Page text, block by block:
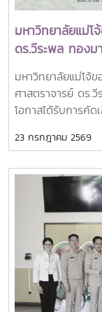
มหาวิทยาลัยแม่โ
ดร.วีระพล ทองม
ได้รับรางวัล
Alumni
มหาวิทยาลัยแม่โจ้
ศาสตราจารย์ ดร.
โอกาสได้รับการคั
ศูนย์ภูมิภาคเอเชียต
for Graduate
(SEARCA) นับเ
เก่าทุน
และสร้างคุณูปกา
และสังคมอย่างยั่
Scholarship
เก่าผู้ได้รับทุนกา
นำองค์ความรู้ ป
23 กรกฎาคม